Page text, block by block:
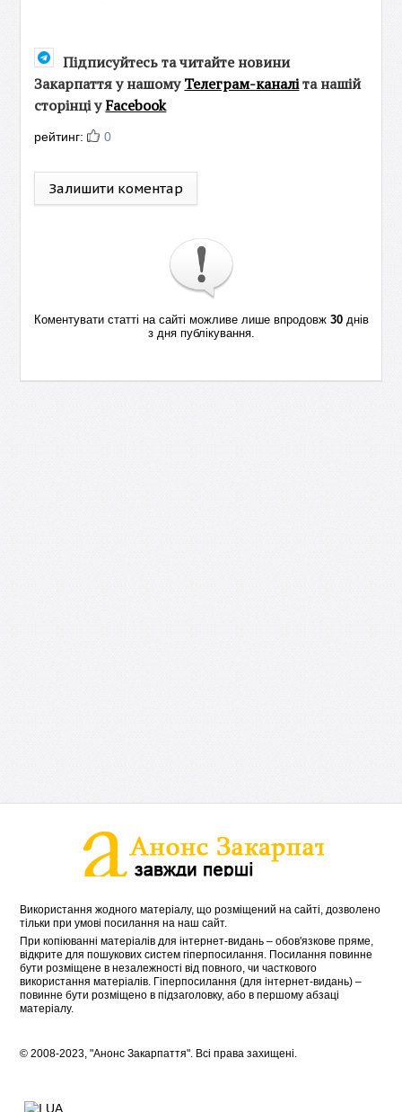
Підписуйтесь та читайте новини
Закарпаття у нашомуТелеграм-каналіта нашій
сторінці уFacebook
рейтинг: 0
Залишити коментар
Коментувати статті на сайті можливе лише впродовж 30днів
з дня публікування.
Використання жодного матеріалу, що розміщений на сайті, дозволено
тільки при умові посилання на наш сайт.
При копіюванні матеріалів для інтернет-видань – обов'язкове пряме,
відкрите для пошукових систем гіперпосилання. Посилання повинне
бути розміщене в незалежності від повного, чи часткового
використання матеріалів. Гіперпосилання (для інтернет-видань) –
повинне бути розміщено в підзаголовку, або в першому абзаці
матеріалу.
© 2008-2023, "Анонс Закарпаття". Всі права захищені.